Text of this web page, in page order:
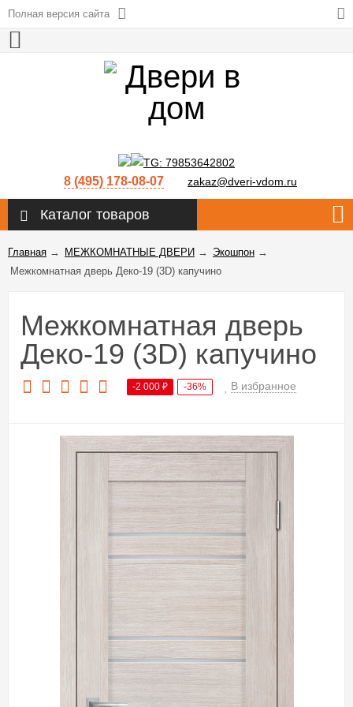
Полная версия сайта
8 (495) 178-08-07 zakaz@dveri-vdom.ru
Каталог товаров
Главная → МЕЖКОМНАТНЫЕ ДВЕРИ → Экошпон →
Межкомнатная дверь Деко-19 (3D) капучино
Межкомнатная дверь
Деко-19 (3D) капучино
-2 000 ₽ -36% В избранное